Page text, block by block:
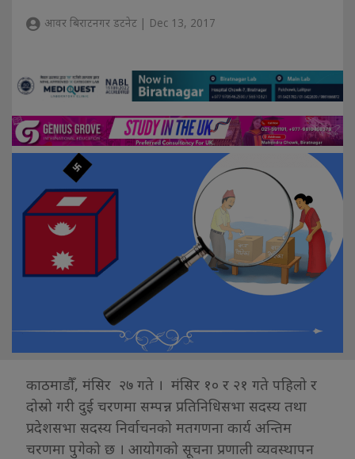
आवर बिराटनगर डटनेट | Dec 13, 2017
काठमाडौँ, मंसिर २७ गते । मंसिर १० र २१ गते पहिलो र
दोस्रो गरी दुई चरणमा सम्पन्न प्रतिनिधिसभा सदस्य तथा
प्रदेशसभा सदस्य निर्वाचनको मतगणना कार्य अन्तिम
चरणमा पुगेको छ । आयोगको सूचना प्रणाली व्यवस्थापन